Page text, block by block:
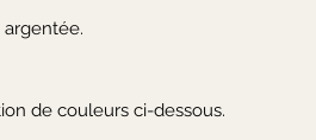
de couleurs ci-dessous.